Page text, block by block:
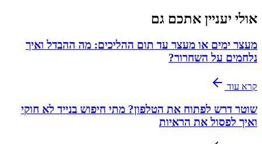
אולי יעניין אתכם גם
מעצר ימים או מעצר עד תום ההליכים: מה ההבדל ואיך
נלחמים על השחרור?
קרא עוד
שוטר דרש לפתוח את הטלפון? מתי חיפוש בנייד לא חוקי
ואיך לפסול את הראיות